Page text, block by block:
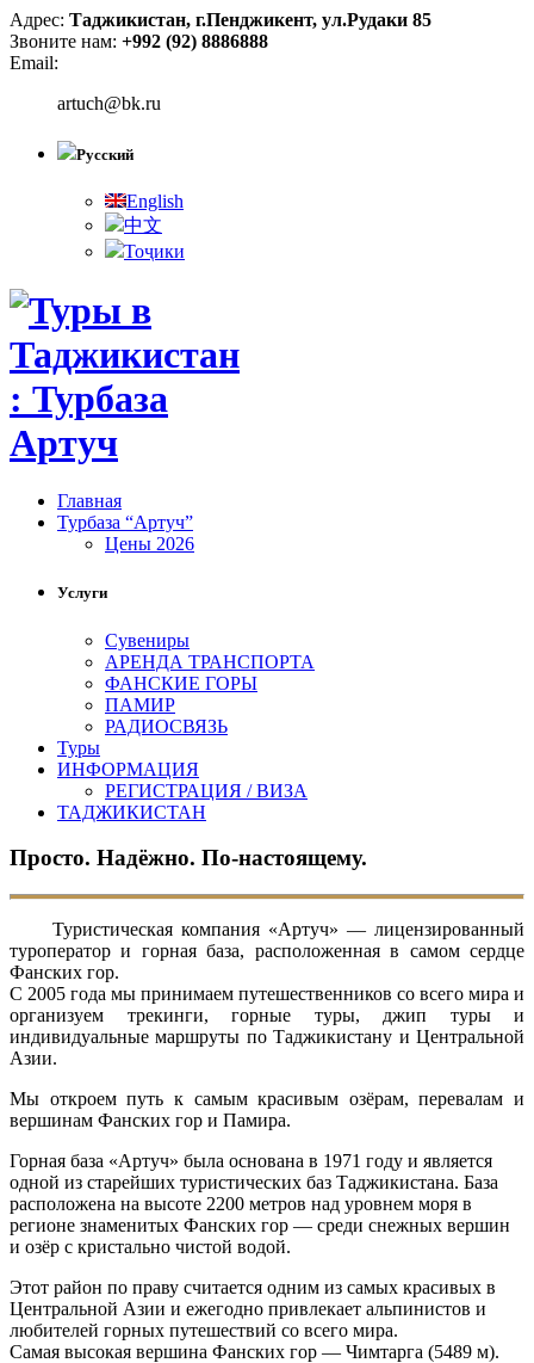
Адрес: Таджикистан, г.Пенджикент, ул.Рудаки 85
Звоните нам: +992 (92) 8886888
Email:
artuch@bk.ru
Русский
English
中文
Тоҷики
Главная
Турбаза “Артуч”
Цены 2026
Услуги
Сувениры
АРЕНДА ТРАНСПОРТА
ФАНСКИЕ ГОРЫ
ПАМИР
РАДИОСВЯЗЬ
Туры
ИНФОРМАЦИЯ
РЕГИСТРАЦИЯ / ВИЗА
ТАДЖИКИСТАН
Просто. Надёжно. По-настоящему.
Туристическая компания «Артуч» — лицензированный
туроператор и горная база, расположенная в самом сердце
Фанских гор.
С 2005 года мы принимаем путешественников со всего мира и
организуем трекинги, горные туры, джип туры и
индивидуальные маршруты по Таджикистану и Центральной
Азии.
Мы откроем путь к самым красивым озёрам, перевалам и
вершинам Фанских гор и Памира.
Горная база «Артуч» была основана в 1971 году и является
одной из старейших туристических баз Таджикистана. База
расположена на высоте 2200 метров над уровнем моря в
регионе знаменитых Фанских гор — среди снежных вершин
и озёр с кристально чистой водой.
Этот район по праву считается одним из самых красивых в
Центральной Азии и ежегодно привлекает альпинистов и
любителей горных путешествий со всего мира.
Самая высокая вершина Фанских гор — Чимтарга (5489 м).